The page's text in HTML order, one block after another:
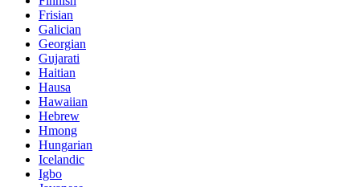
Frisian
Galician
Georgian
Gujarati
Haitian
Hausa
Hawaiian
Hebrew
Hmong
Hungarian
Icelandic
Igbo